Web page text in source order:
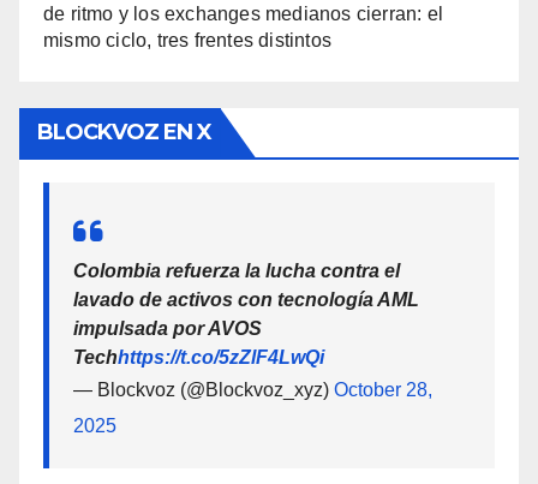
de ritmo y los exchanges medianos cierran: el
mismo ciclo, tres frentes distintos
BLOCKVOZ EN X
Colombia refuerza la lucha contra el
lavado de activos con tecnología AML
impulsada por AVOS
Techhttps://t.co/5zZlF4LwQi
— Blockvoz (@Blockvoz_xyz) October 28,
2025